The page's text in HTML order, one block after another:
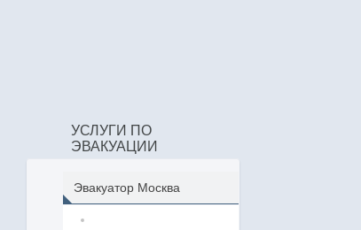
УСЛУГИ ПО
ЭВАКУАЦИИ
Эвакуатор Москва